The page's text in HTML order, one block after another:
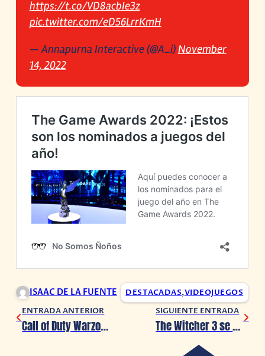
https://t.co/VD8acbIe3z
pic.twitter.com/eD56LrrKmH
— Annapurna Interactive (@A_i)November
14, 2022
ISAAC DE LA FUENTE DESTACADAS,VIDEOJUEGOS
ENTRADA ANTERIOR
Call of Duty Warzone 2.0 se muestra en un espectacular tráiler
SIGUIENTE ENTRADA
The Witcher 3 se prepara para llegar a PlayStation 5 y Xbox Series X|S